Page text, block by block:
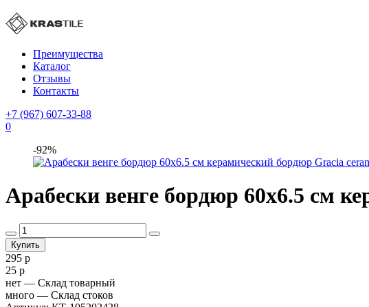
Преимущества
Каталог
Отзывы
Контакты
+7 (967) 607-33-88
0
-92%
Арабески венге бордюр 60х6.5 см
295 р
25 р
нет — Склад товарный
много — Склад стоков